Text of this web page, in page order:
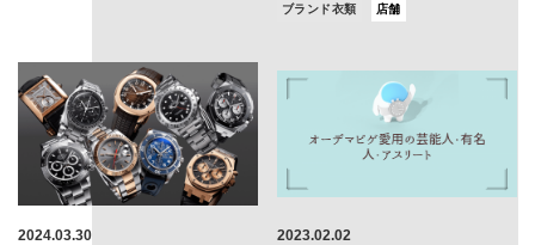
ブランド衣類 店舗
2024.03.30 2023.02.02